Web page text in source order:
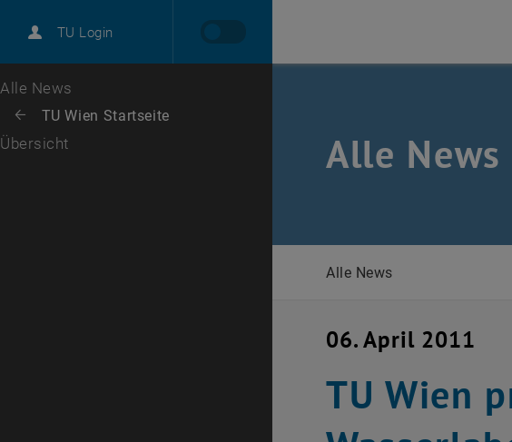
TU Login
Karriere
Zur 1. Menü Ebene
Alle News
Zurück: Subseiten von TU Wien Startseite auflisten
Zurück zur letzten Ebene:
TU Wien Startseite
Übersicht Alle News
Alle News
06. April 2011
TU Wien